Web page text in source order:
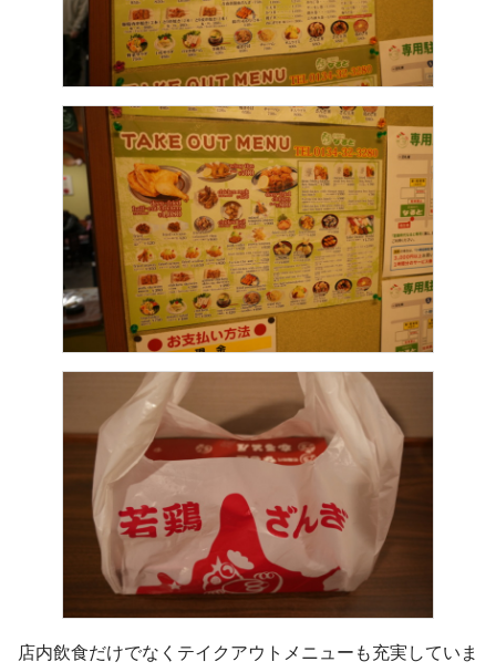
店内飲食だけでなくテイクアウトメニューも充実していま